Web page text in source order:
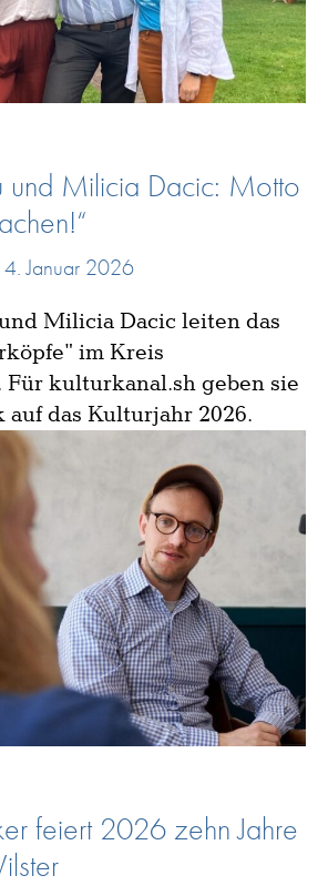
und Milicia Dacic: Motto
Januar 2026
Milicia Dacic leiten das
im Kreis
Für kulturkanal.sh geben sie
das Kulturjahr 2026.
feiert 2026 zehn Jahre